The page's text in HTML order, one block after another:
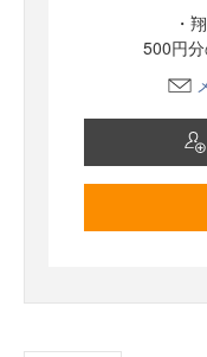
・
500円